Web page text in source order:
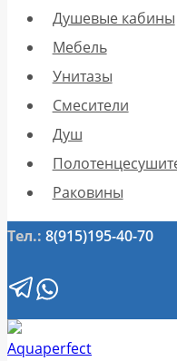
Душевые кабины
Мебель
Унитазы
Смесители
Душ
Раковины
Тел.: 8(915)195-40-70